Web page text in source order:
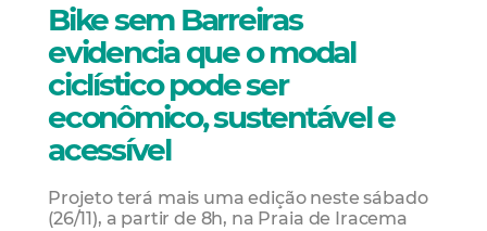
Bike sem Barreiras
evidencia que o modal
ciclístico pode ser
econômico, sustentável e
acessível
Projeto terá mais uma edição neste sábado
(26/11), a partir de 8h, na Praia de Iracema